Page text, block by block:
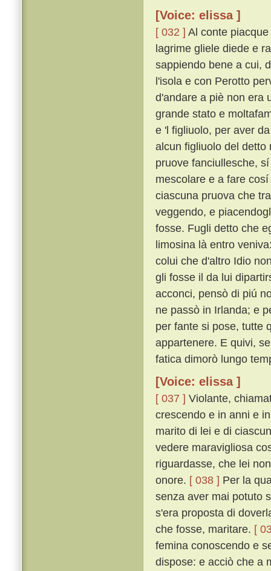
[Voice: elissa ]
[ 032 ] Al conte
lagrime gliele diede e
sappiendo bene a cui,
l'isola e con Perotto
d'andare a piè non era
grande stato e
e 'l figliuolo, per aver
alcun figliuolo del detto
pruove fanciullesche,
mescolare e a fare
ciascuna pruova che
veggendo, e
fosse. Fugli detto che
limosina là entro
colui che d'altro Idio
gli fosse il da lui
acconci, pensò di piú
ne passò in Irlanda; e
per fante si pose, tutte
appartenere. E quivi,
fatica dimorò lungo
[Voice: elissa ]
[ 037 ] Violante,
crescendo e in anni e
marito di lei e di
vedere maravigliosa
riguardasse, che lei
onore. [ 038 ] Per la
senza aver mai potuto
s'era proposta di
che fosse, maritare. [
femina conoscendo e
dispose: e acciò che a